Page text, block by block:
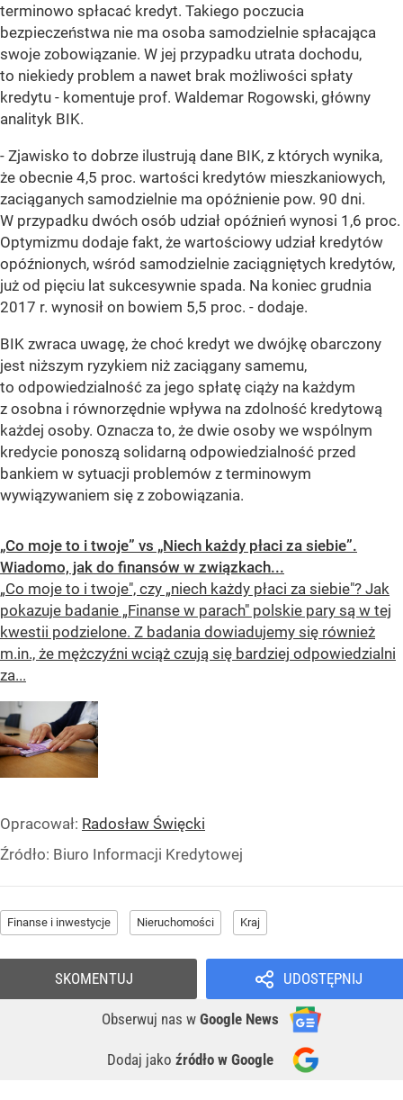
terminowo spłacać kredyt. Takiego poczucia
bezpieczeństwa nie ma osoba samodzielnie spłacająca
swoje zobowiązanie. W jej przypadku utrata dochodu,
to niekiedy problem a nawet brak możliwości spłaty
kredytu - komentuje prof. Waldemar Rogowski, główny
analityk BIK.
- Zjawisko to dobrze ilustrują dane BIK, z których wynika,
że obecnie 4,5 proc. wartości kredytów mieszkaniowych,
zaciąganych samodzielnie ma opóźnienie pow. 90 dni.
W przypadku dwóch osób udział opóźnień wynosi 1,6 proc.
Optymizmu dodaje fakt, że wartościowy udział kredytów
opóźnionych, wśród samodzielnie zaciągniętych kredytów,
już od pięciu lat sukcesywnie spada. Na koniec grudnia
2017 r. wynosił on bowiem 5,5 proc. - dodaje.
BIK zwraca uwagę, że choć kredyt we dwójkę obarczony
jest niższym ryzykiem niż zaciągany samemu,
to odpowiedzialność za jego spłatę ciąży na każdym
z osobna i równorzędnie wpływa na zdolność kredytową
każdej osoby. Oznacza to, że dwie osoby we wspólnym
kredycie ponoszą solidarną odpowiedzialność przed
bankiem w sytuacji problemów z terminowym
wywiązywaniem się z zobowiązania.
„Co moje to i twoje” vs „Niech każdy płaci za siebie”.
Wiadomo, jak do finansów w związkach...
„Co moje to i twoje", czy „niech każdy płaci za siebie"? Jak
pokazuje badanie „Finanse w parach" polskie pary są w tej
kwestii podzielone. Z badania dowiadujemy się również
m.in., że mężczyźni wciąż czują się bardziej odpowiedzialni
za...
Opracował: Radosław Święcki
Źródło: Biuro Informacji Kredytowej
Finanse i inwestycje Nieruchomości Kraj
UDOSTĘPNIJ
Obserwuj nas w Google News
Dodaj jako źródło w Google
SKOMENTUJ